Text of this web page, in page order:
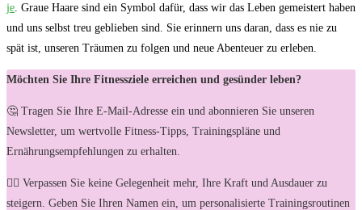
je . Graue Haare‍ sind ⁣ein Symbol dafür, ‍dass wir das ⁤Leben gemeistert haben
und‌ uns selbst treu geblieben sind. Sie erinnern uns daran, dass es nie zu
spät ist, unseren Träumen zu folgen und‌ neue Abenteuer zu erleben.
Möchten Sie Ihre Fitnessziele erreichen und gesünder leben?
🤔 Tragen Sie Ihre E-Mail-Adresse ein und abonnieren Sie unseren
Newsletter, um wertvolle Fitness-Tipps, Trainingspläne und
Ernährungsempfehlungen zu erhalten.
🏋️‍♀️ Verpassen Sie keine Gelegenheit mehr, Ihre Kraft und Ausdauer zu
steigern. Geben Sie Ihren Namen ein, um personalisierte Trainingsroutinen